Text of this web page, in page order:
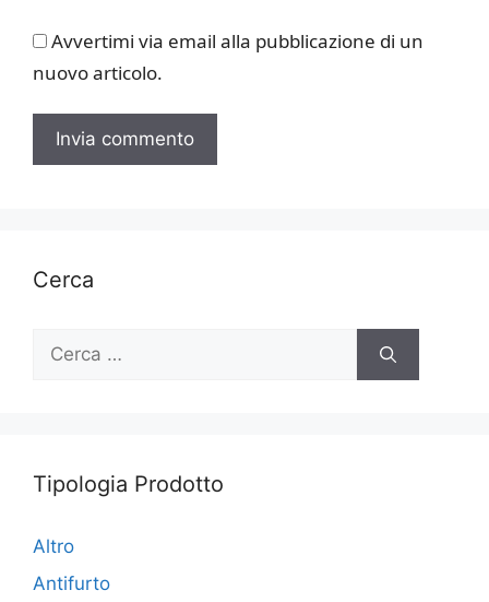
Avvertimi via email alla pubblicazione di un
nuovo articolo.
Cerca
Ricerca
Tipologia Prodotto
Altro
Antifurto